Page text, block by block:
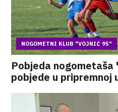
NOGOMETNI KLUB "VOJNIĆ 95"
Pobjeda nogometaša
pobjede u pripremnoj